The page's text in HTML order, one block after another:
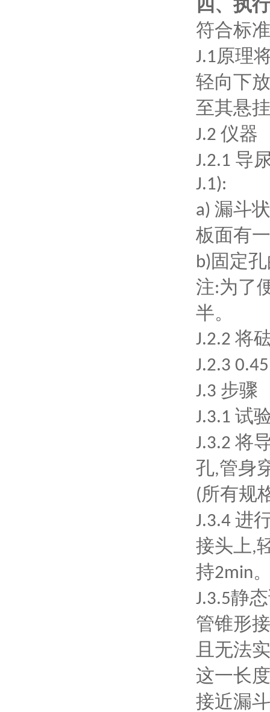
四、执
符合标
J.1原理
轻向下放
至其悬
J.2 仪器
J.2.1 导
J.1):
a) 漏斗
板面有
b)固定
注:为了
半。
J.2.2 将
J.2.3
J.3 步骤
J.3.1 试
J.3.2 将
孔,管身
(所有规
J.3.4 进
接头上,
持2min
J.3.5静
管锥形
且无法
这一长
接近漏